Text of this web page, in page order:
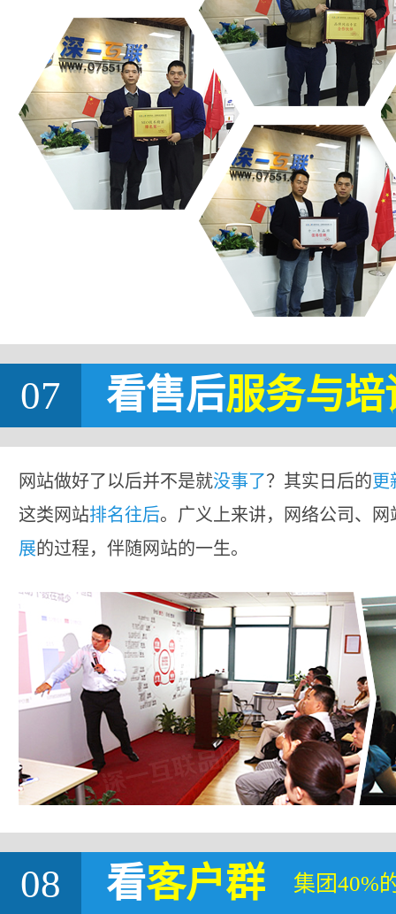
07 看售后服务与培
网站做好了以后并不是就没事了？其实日后的更
这类网站排名往后。广义上来讲，网络公司、
展的过程，伴随网站的一生。
08 看客户群 集团40%